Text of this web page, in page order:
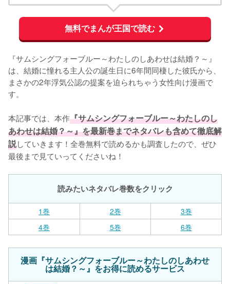
無料でまんが王国で読む
『サムシングフォーブルー～わたしのしあわせは結婚？～』
は、結婚に憧れる主人公の誕生日に6年間同棲した彼氏から、
まさかの2年浮気公認の提案を迫られちゃう女性向け漫画で
す。
本記事では、本作『サムシングフォーブルー～わたしのし
あわせは結婚？～』を最新巻までネタバレも含めて徹底解
説していきます！全巻無料で読めるかも調査したので、ぜひ
最後まで見ていってくださいね！
読みたいネタバレ巻数をクリック
1巻 2巻
3巻
4巻
5巻 6巻
漫画『サムシングフォーブルー～わたしのしあわせ
は結婚？～』をお得に読めるサービス